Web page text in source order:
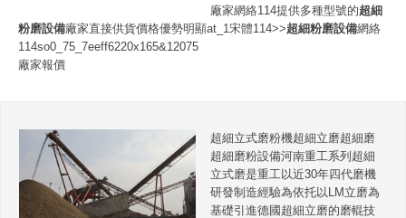
廠家網絡114提供多種型號的超細
粉磨設備廠家直接供貨價格優勢明顯at_1宋體114>>超細粉磨設備網絡
114so0_75_7eeff6220x165&12075
廠家報價
超細立式磨粉機超細立磨超細磨
超細磨粉設備河南重工系列超細
立式磨是重工以近30年四代磨機
研發制造經驗為依托以LM立磨為
基礎引進德國超細立磨的磨輥技